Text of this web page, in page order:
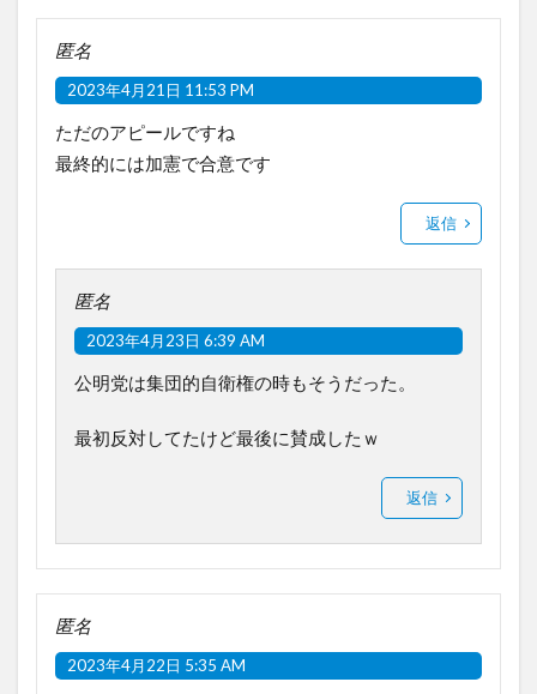
匿名
2023年4月21日 11:53 PM
ただのアピールですね
最終的には加憲で合意です
返信
匿名
2023年4月23日 6:39 AM
公明党は集団的自衛権の時もそうだった。
最初反対してたけど最後に賛成したｗ
返信
匿名
2023年4月22日 5:35 AM